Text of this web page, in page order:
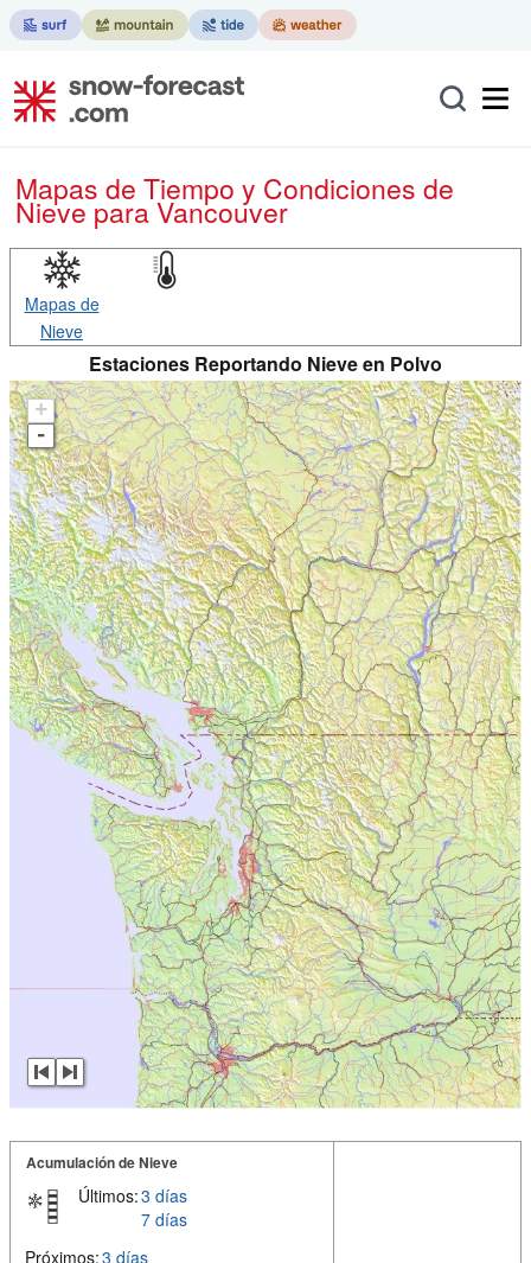
Mapas de Tiempo y Condiciones de
Nievepara Vancouver
Mapas de
Nieve
Estaciones Reportando Nieve en Polvo
+
-
Acumulación de Nieve
Últimos:3 días
7 días
Próximos:3 días